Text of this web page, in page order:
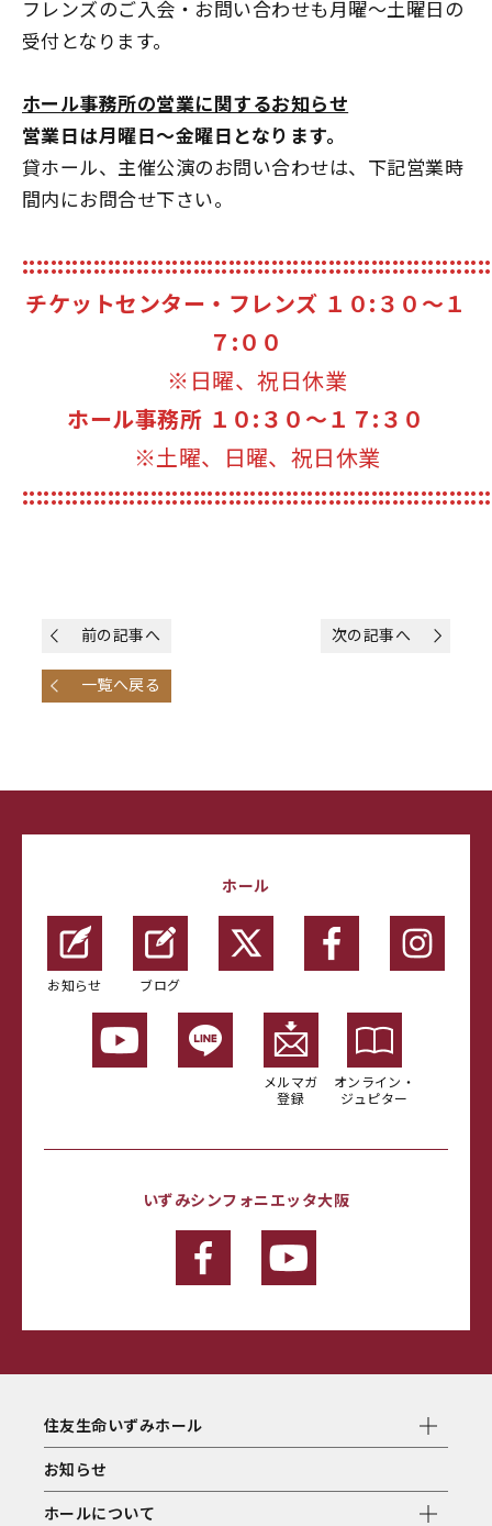
フレンズのご入会・お問い合わせも月曜～土曜日の
受付となります。
ホール事務所の営業に関するお知らせ
営業日は月曜日～金曜日となります。
貸ホール、主催公演のお問い合わせは、下記営業時
間内にお問合せ下さい。
チケットセンター・フレンズ １０:３０～１
７:００
※日曜、祝日休業
ホール事務所 １０:３０～１７:３０
※土曜、日曜、祝日休業
前の記事へ 次の記事へ
一覧へ戻る
ホール
お知らせ ブログ
メルマガ
登録
オンライン・
ジュピター
いずみシンフォニエッタ大阪
住友生命いずみホール
お知らせ
ホールについて